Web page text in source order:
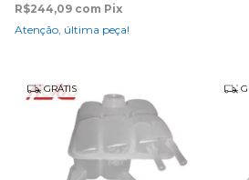
R$244,09 com Pix
Atenção, última peça!
GRÁTIS